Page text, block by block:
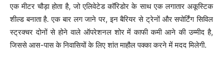
एक मीटर चौड़ा होता है, जो एलिवेटेड कॉरिडोर के साथ एक लगातार अकूस्टिक
शील्ड बनाता है. एक बार लग जाने पर, इन बैरियर से ट्रेनों और सपोर्टिंग सिविल
स्ट्रक्चर दोनों से होने वाले ऑपरेशनल शोर में काफी कमी आने की उम्मीद है,
जिससे आस-पास के निवासियों के लिए शांत माहौल पक्का करने में मदद मिलेगी.